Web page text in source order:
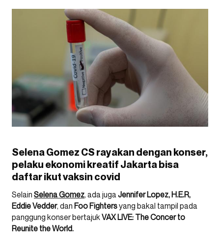
Selena Gomez CS rayakan dengan konser,
pelaku ekonomi kreatif Jakarta bisa
daftar ikut vaksin covid
Selain Selena Gomez, ada jugaJennifer Lopez, H.E.R,
Eddie Vedder, dan Foo Fightersyang bakal tampil pada
panggung konser bertajukVAX LIVE: The Concer to
Reunite the World.